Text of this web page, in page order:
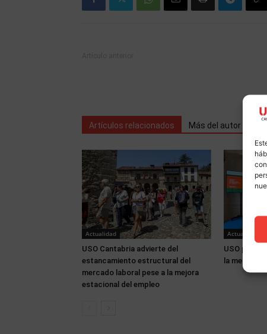
Artículos relacionados Más del autor
Actualidad
USO Cantabria advierte del
estancamiento estructural del
mercado laboral pese a la mejora
estacional del empleo
Actualidad
USO
la memoria